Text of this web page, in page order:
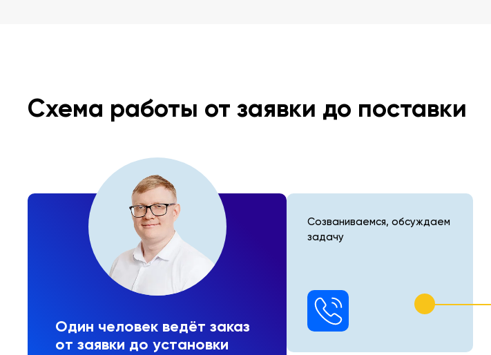
Схема работы от заявки до поставки
Один человек ведёт заказ
от заявки до установки
Созваниваемся, обсуждаем
задачу